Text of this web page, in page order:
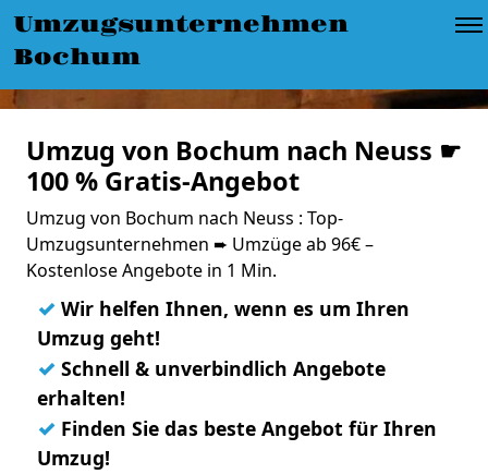
Umzugsunternehmen
Bochum
Umzug von Bochum nach Neuss ☛
100 % Gratis-Angebot
Umzug von Bochum nach Neuss : Top-
Umzugsunternehmen ➨ Umzüge ab 96€ –
Kostenlose Angebote in 1 Min.
✓ Wir helfen Ihnen, wenn es um Ihren
Umzug geht!
✓ Schnell & unverbindlich Angebote
erhalten!
✓ Finden Sie das beste Angebot für Ihren
Umzug!